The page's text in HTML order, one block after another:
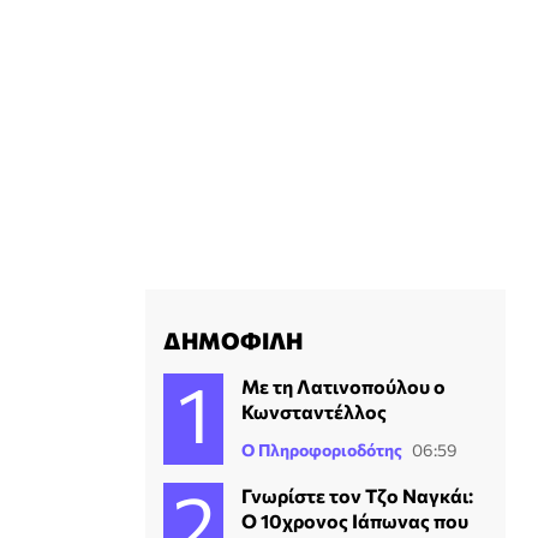
ΔΗΜΟΦΙΛΗ
Με τη Λατινοπούλου ο
Κωνσταντέλλος
Ο Πληροφοριοδότης 06:59
Γνωρίστε τον Τζο Ναγκάι:
Ο 10χρονος Ιάπωνας που